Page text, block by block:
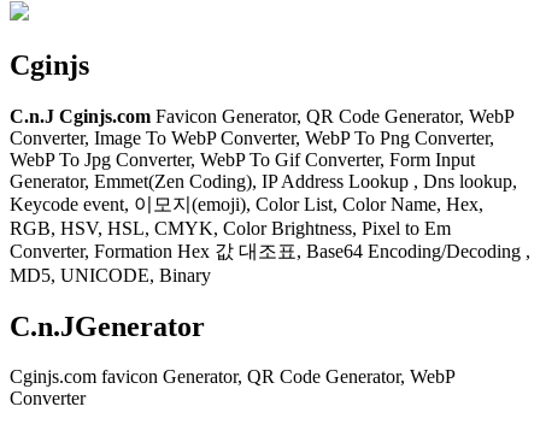
Cginjs
C.n.J Cginjs.com Favicon Generator, QR Code Generator, WebP
Converter, Image To WebP Converter, WebP To Png Converter,
WebP To Jpg Converter, WebP To Gif Converter, Form Input
Generator, Emmet(Zen Coding), IP Address Lookup , Dns lookup,
Keycode event, 이모지(emoji), Color List, Color Name, Hex,
RGB, HSV, HSL, CMYK, Color Brightness, Pixel to Em
Converter, Formation Hex 값 대조표, Base64 Encoding/Decoding ,
MD5, UNICODE, Binary
C.n.JGenerator
Cginjs.com favicon Generator, QR Code Generator, WebP
Converter